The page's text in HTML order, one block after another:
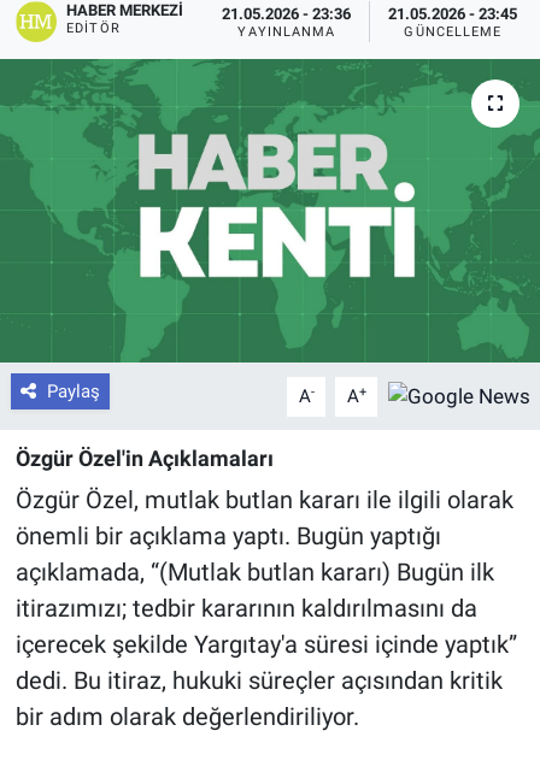
HABER MERKEZI
EDITÖR
21.05.2026 - 23:36
YAYINLANMA
21.05.2026 - 23:45
GÜNCELLEME
Paylaş A- A+
Özgür Özel'in Açıklamaları
Özgür Özel, mutlak butlan kararı ile ilgili olarak
önemli bir açıklama yaptı. Bugün yaptığı
açıklamada, “(Mutlak butlan kararı) Bugün ilk
itirazımızı; tedbir kararının kaldırılmasını da
içerecek şekilde Yargıtay'a süresi içinde yaptık”
dedi. Bu itiraz, hukuki süreçler açısından kritik
bir adım olarak değerlendiriliyor.